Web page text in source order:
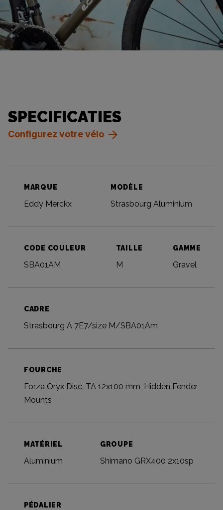
SPECIFICATIES
Configurez votre vélo
MARQUE
Eddy Merckx
MODÈLE
Strasbourg Aluminium
CODE COULEUR
SBA01AM
TAILLE
M
GAMME
Gravel
CADRE
Strasbourg A 7E7/size M/SBA01Am
FOURCHE
Forza Oryx Disc, TA 12x100 mm, Hidden Fender
Mounts
MATÉRIEL
Aluminium
GROUPE
Shimano GRX400 2x10sp
PÉDALIER